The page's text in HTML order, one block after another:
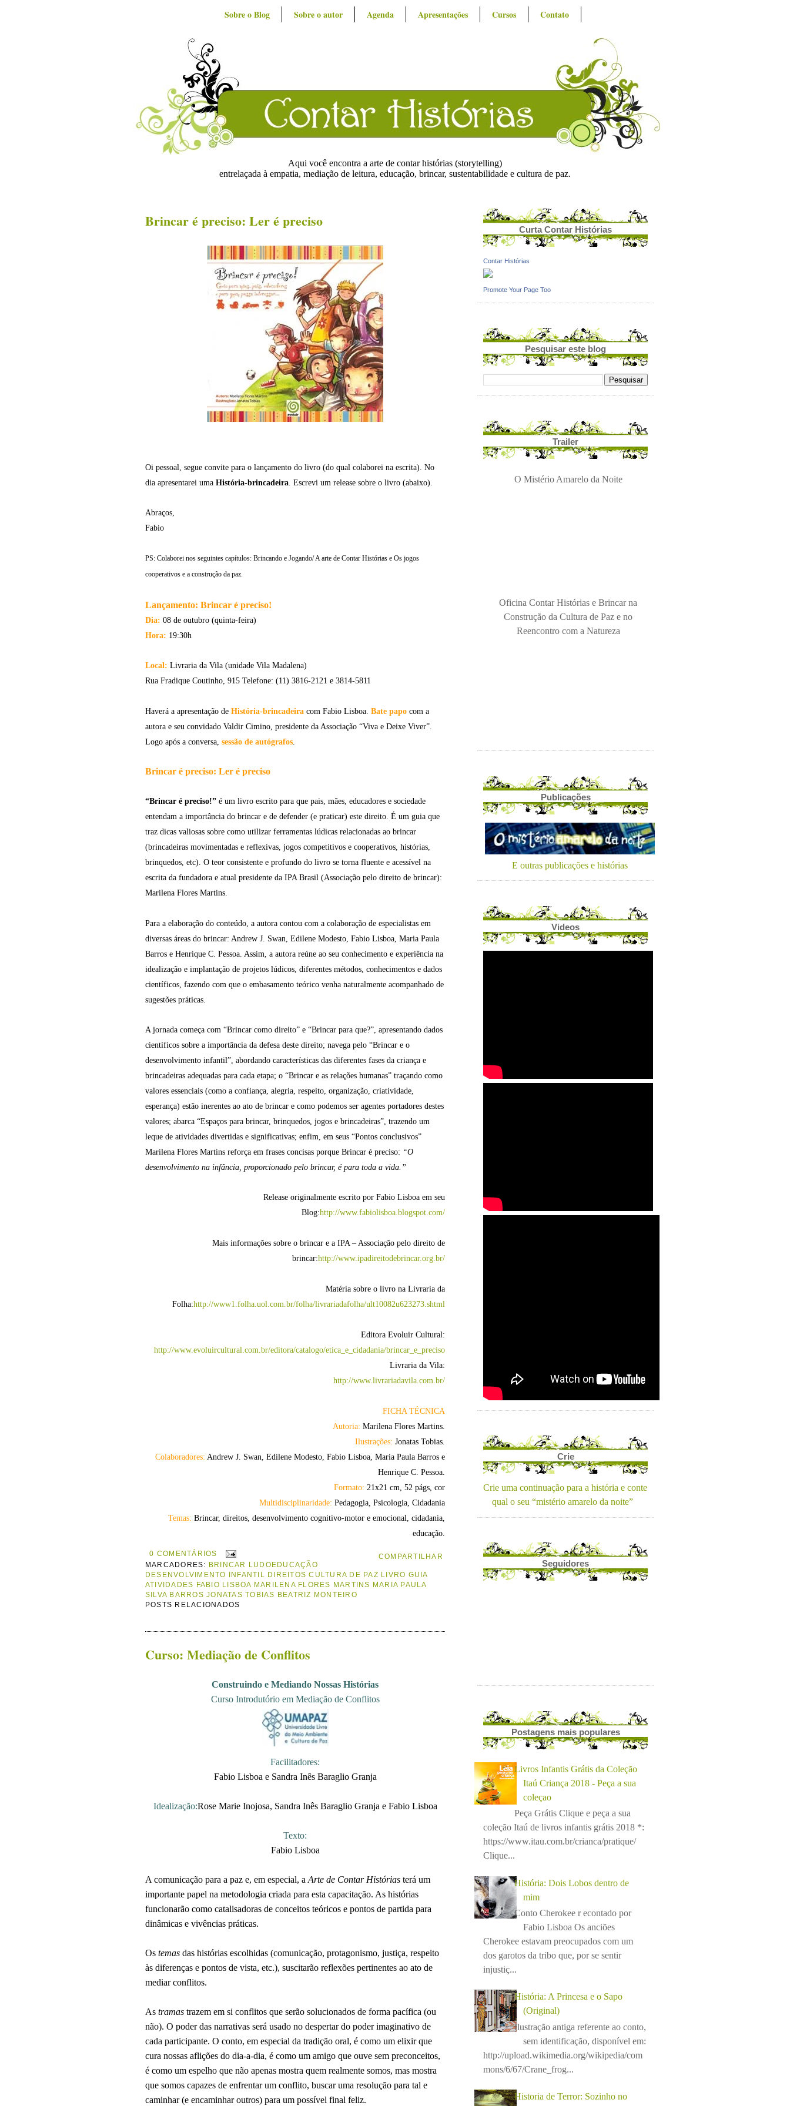
Sobre o Blog Sobre o autor Agenda Apresentações Cursos Contato
Aqui você encontra a arte de contar histórias (storytelling)
entrelaçada à empatia, mediação de leitura, educação, brincar, sustentabilidade e cultura de paz.
Brincar é preciso: Ler é preciso
Oi pessoal, segue convite para o lançamento do livro (do qual colaborei na escrita). No
dia apresentarei uma História-brincadeira. Escrevi um release sobre o livro (abaixo).
Abraços,
Fabio
PS: Colaborei nos seguintes capítulos: Brincando e Jogando/ A arte de Contar Histórias e Os jogos
cooperativos e a construção da paz.
Lançamento: Brincar é preciso!
Dia: 08 de outubro (quinta-feira)
Hora: 19:30h
Local: Livraria da Vila (unidade Vila Madalena)
Rua Fradique Coutinho, 915 Telefone: (11) 3816-2121 e 3814-5811
Haverá a apresentação de História-brincadeira com Fabio Lisboa. Bate papo com a
autora e seu convidado Valdir Cimino, presidente da Associação “Viva e Deixe Viver”.
Logo após a conversa, sessão de autógrafos.
Brincar é preciso: Ler é preciso
“Brincar é preciso!” é um livro escrito para que pais, mães, educadores e sociedade
entendam a importância do brincar e de defender (e praticar) este direito. É um guia que
traz dicas valiosas sobre como utilizar ferramentas lúdicas relacionadas ao brincar
(brincadeiras movimentadas e reflexivas, jogos competitivos e cooperativos, histórias,
brinquedos, etc). O teor consistente e profundo do livro se torna fluente e acessível na
escrita da fundadora e atual presidente da IPA Brasil (Associação pelo direito de brincar):
Marilena Flores Martins.
Para a elaboração do conteúdo, a autora contou com a colaboração de especialistas em
diversas áreas do brincar: Andrew J. Swan, Edilene Modesto, Fabio Lisboa, Maria Paula
Barros e Henrique C. Pessoa. Assim, a autora reúne ao seu conhecimento e experiência na
idealização e implantação de projetos lúdicos, diferentes métodos, conhecimentos e dados
científicos, fazendo com que o embasamento teórico venha naturalmente acompanhado de
sugestões práticas.
A jornada começa com “Brincar como direito” e “Brincar para que?”, apresentando dados
científicos sobre a importância da defesa deste direito; navega pelo “Brincar e o
desenvolvimento infantil”, abordando características das diferentes fases da criança e
brincadeiras adequadas para cada etapa; o “Brincar e as relações humanas” traçando como
valores essenciais (como a confiança, alegria, respeito, organização, criatividade,
esperança) estão inerentes ao ato de brincar e como podemos ser agentes portadores destes
valores; abarca “Espaços para brincar, brinquedos, jogos e brincadeiras”, trazendo um
leque de atividades divertidas e significativas; enfim, em seus “Pontos conclusivos”
Marilena Flores Martins reforça em frases concisas porque Brincar é preciso: “O
desenvolvimento na infância, proporcionado pelo brincar, é para toda a vida.”
Release originalmente escrito por Fabio Lisboa em seu
Blog:http://www.fabiolisboa.blogspot.com/
Mais informações sobre o brincar e a IPA – Associação pelo direito de
brincar:http://www.ipadireitodebrincar.org.br/
Matéria sobre o livro na Livraria da
Folha:http://www1.folha.uol.com.br/folha/livrariadafolha/ult10082u623273.shtml
Editora Evoluir Cultural:
http://www.evoluircultural.com.br/editora/catalogo/etica_e_cidadania/brincar_e_preciso
Livraria da Vila:
http://www.livrariadavila.com.br/
FICHA TÉCNICA
Autoria: Marilena Flores Martins.
Ilustrações: Jonatas Tobias.
Colaboradores: Andrew J. Swan, Edilene Modesto, Fabio Lisboa, Maria Paula Barros e
Henrique C. Pessoa.
Formato: 21x21 cm, 52 págs, cor
Multidisciplinaridade: Pedagogia, Psicologia, Cidadania
Temas: Brincar, direitos, desenvolvimento cognitivo-motor e emocional, cidadania,
educação.
COMPARTILHAR
0 COMENTÁRIOS
MARCADORES: BRINCAR LUDOEDUCAÇÃO
DESENVOLVIMENTO INFANTIL DIREITOS CULTURA DE PAZ LIVRO GUIA
ATIVIDADES FABIO LISBOA MARILENA FLORES MARTINS MARIA PAULA
SILVA BARROS JONATAS TOBIAS BEATRIZ MONTEIRO
POSTS RELACIONADOS
Curso: Mediação de Conflitos
Construindo e Mediando Nossas Histórias
Curso Introdutório em Mediação de Conflitos
Facilitadores:
Fabio Lisboa e Sandra Inês Baraglio Granja
Idealização:Rose Marie Inojosa, Sandra Inês Baraglio Granja e Fabio Lisboa
Texto:
Fabio Lisboa
A comunicação para a paz e, em especial, aArte de Contar Histórias terá um
importante papel na metodologia criada para esta capacitação. As histórias
funcionarão como catalisadoras de conceitos teóricos e pontos de partida para
dinâmicas e vivências práticas.
Os temas das histórias escolhidas (comunicação, protagonismo, justiça, respeito
às diferenças e pontos de vista, etc.), suscitarão reflexões pertinentes ao ato de
mediar conflitos.
As tramas trazem em si conflitos que serão solucionados de forma pacífica (ou
não). O poder das narrativas será usado no despertar do poder imaginativo de
cada participante. O conto, em especial da tradição oral, é como um elixir que
cura nossas aflições do dia-a-dia, é como um amigo que ouve sem preconceitos,
é como um espelho que não apenas mostra quem realmente somos, mas mostra
que somos capazes de enfrentar um conflito, buscar uma resolução para tal e
caminhar (e encaminhar outros) para um possível final feliz.
Curta Contar Histórias
Contar Histórias
Promote Your Page Too
Pesquisar este blog
Trailer
O Mistério Amarelo da Noite
Oficina Contar Histórias e Brincar na
Construção da Cultura de Paz e no
Reencontro com a Natureza
Publicações
E outras publicações e histórias
Videos
Crie
Crie uma continuação para a história e conte
qual o seu “mistério amarelo da noite”
Seguidores
Postagens mais populares
Livros Infantis Grátis da Coleção
Itaú Criança 2018 - Peça a sua
coleçao
Peça Grátis Clique e peça a sua
coleção Itaú de livros infantis grátis 2018 *:
https://www.itau.com.br/crianca/pratique/
Clique...
História: Dois Lobos dentro de
mim
Conto Cherokee r econtado por
Fabio Lisboa Os anciões
Cherokee estavam preocupados com um
dos garotos da tribo que, por se sentir
injustiç...
História: A Princesa e o Sapo
(Original)
Ilustração antiga referente ao conto,
sem identificação, disponível em:
http://upload.wikimedia.org/wikipedia/com
mons/6/67/Crane_frog...
Historia de Terror: Sozinho no